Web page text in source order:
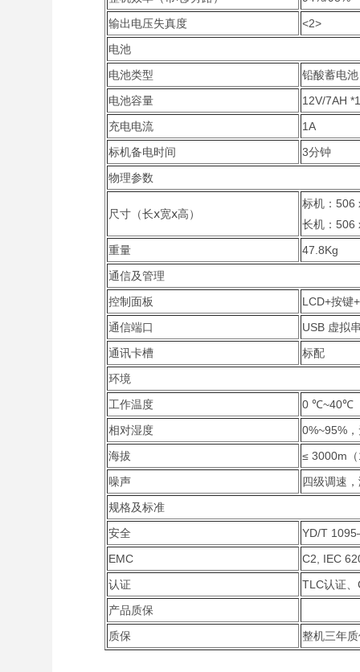
输出电压失真度
<2>
电池
电池类型
铅酸蓄电池
电池容量
12V/7AH
充电电流
1A
标机备电时间
3分钟
物理参数
尺寸（长ⅹ宽ⅹ高）
标机：506
长机：506
重量
47.8Kg
通信及管理
控制面板
LCD+按键
通信端口
USB 虚拟
通讯卡槽
标配
环境
工作温度
0 ℃~40℃
相对湿度
0%~95%
海拔
≤ 3000m
噪声
四级调速
规格及标准
安全
YD/T
EMC
C2, IEC
认证
TLC认证
产品质保
质保
整机三年